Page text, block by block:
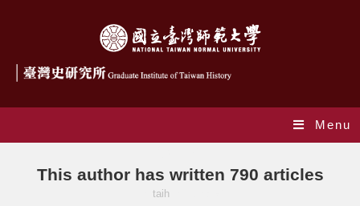
Menu
This author has written 790 articles
taih